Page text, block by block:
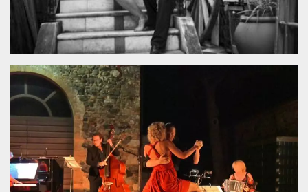
Nombre
Proveedor /
Dominio
Vencimiento Descripción
cf_clearance
Cloudflare,
Inc.
.oooh.events
1 año
Esta cookie es
utilizada por el
servicio
CloudFlare para
dirección IP del
visitante. Es
esencial para
apoyar las
funciones de